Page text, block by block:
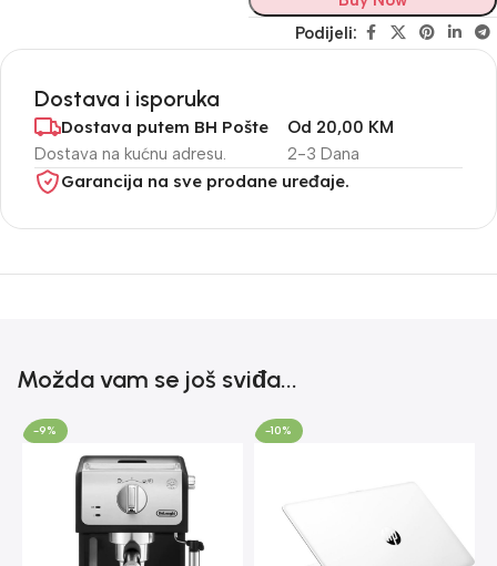
Podijeli:
Dostava i isporuka
Dostava putem BH Pošte
Dostava na kućnu adresu. 2-3 Dana
Od 20,00 KM
Garancija na sve prodane uređaje.
Možda vam se još sviđa...
-9% -10%